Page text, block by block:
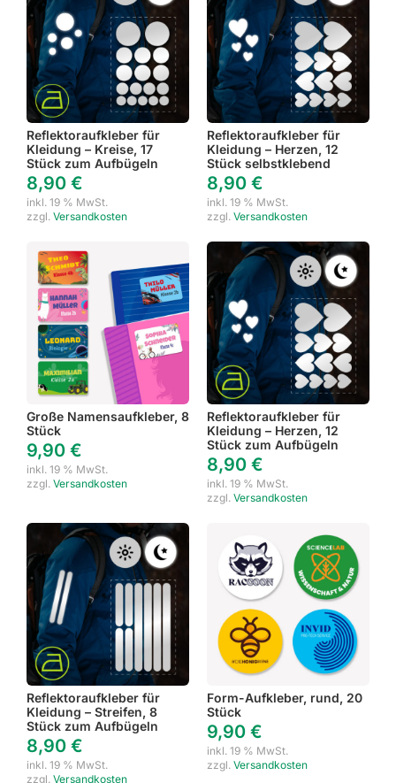
Reflektoraufkleber für
Kleidung – Kreise, 17
Stück zum Aufbügeln
8,90 €
inkl. 19 % MwSt.
zzgl. Versandkosten
Reflektoraufkleber für
Kleidung – Herzen, 12
Stück selbstklebend
8,90 €
inkl. 19 % MwSt.
zzgl. Versandkosten
Große Namensaufkleber, 8
Stück
9,90 €
inkl. 19 % MwSt.
zzgl. Versandkosten
Reflektoraufkleber für
Kleidung – Herzen, 12
Stück zum Aufbügeln
8,90 €
inkl. 19 % MwSt.
zzgl. Versandkosten
Reflektoraufkleber für
Kleidung – Streifen, 8
Stück zum Aufbügeln
8,90 €
inkl. 19 % MwSt.
zzgl. Versandkosten
Form-Aufkleber, rund, 20
Stück
9,90 €
inkl. 19 % MwSt.
zzgl. Versandkosten